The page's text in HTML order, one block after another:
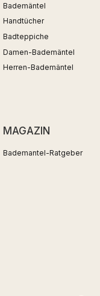
Bademäntel
Handtücher
Badteppiche
Damen-Bademäntel
Herren-Bademäntel
MAGAZIN
Bademantel-Ratgeber